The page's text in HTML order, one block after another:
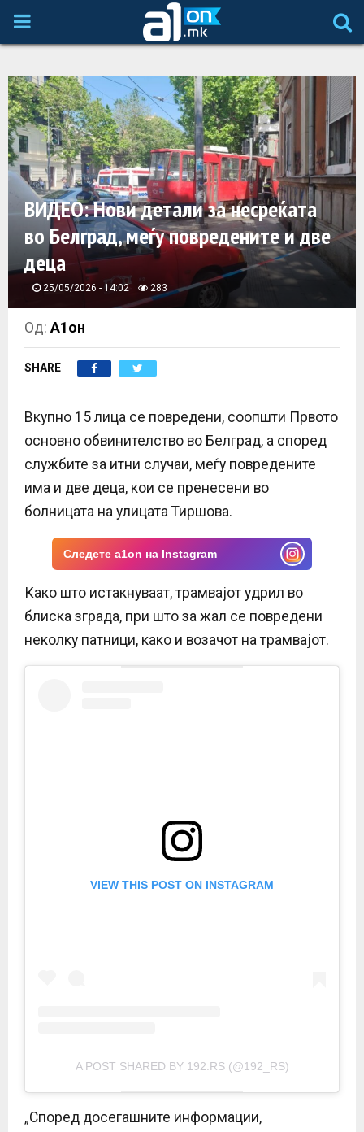
P
I
M
A
R
M
E
N
U
ВИДЕО: Нови детали за несреќата
во Белград, меѓу повредените и две
деца
25/05/2026 - 14:02 283
Од:А1он
SHARE
Вкупно 15 лица се повредени, соопшти Првото
основно обвинителство во Белград, а според
службите за итни случаи, меѓу повредените
има и две деца, кои се пренесени во
болницата на улицата Тиршова.
Следете a1on на Instagram
Како што истакнуваат, трамвајот удрил во
блиска зграда, при што за жал се повредени
неколку патници, како и возачот на трамвајот.
VIEW THIS POST ON INSTAGRAM
A POST SHARED BY 192.RS (@192_RS)
„Според досегашните информации,